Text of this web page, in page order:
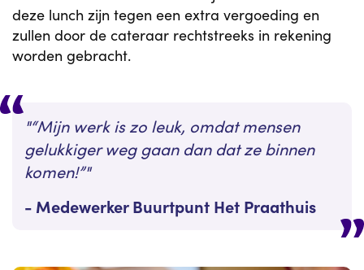
deze lunch zijn tegen een extra vergoeding en
zullen door de cateraar rechtstreeks in rekening
worden gebracht.
“Mijn werk is zo leuk, omdat mensen
gelukkiger weg gaan dan dat ze binnen
komen!”
Medewerker Buurtpunt Het Praathuis